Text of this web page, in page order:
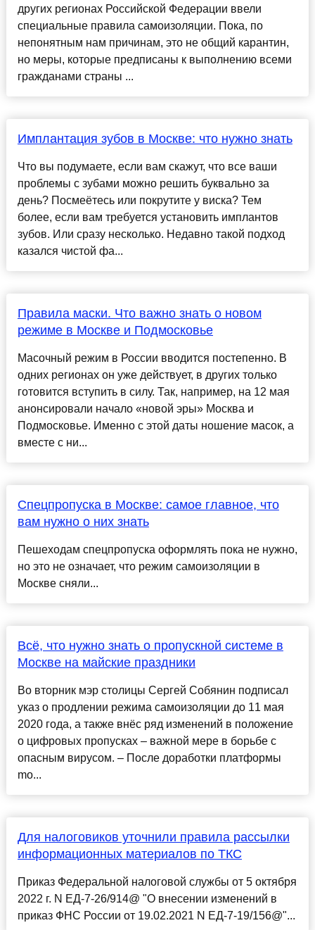
других регионах Российской Федерации ввели
специальные правила самоизоляции. Пока, по
непонятным нам причинам, это не общий карантин,
но меры, которые предписаны к выполнению всеми
гражданами страны ...
Имплантация зубов в Москве: что нужно знать
Что вы подумаете, если вам скажут, что все ваши
проблемы с зубами можно решить буквально за
день? Посмеётесь или покрутите у виска? Тем
более, если вам требуется установить имплантов
зубов. Или сразу несколько. Недавно такой подход
казался чистой фа...
Правила маски. Что важно знать о новом
режиме в Москве и Подмосковье
Масочный режим в России вводится постепенно. В
одних регионах он уже действует, в других только
готовится вступить в силу. Так, например, на 12 мая
анонсировали начало «новой эры» Москва и
Подмосковье. Именно с этой даты ношение масок, а
вместе с ни...
Спецпропуска в Москве: самое главное, что
вам нужно о них знать
Пешеходам спецпропуска оформлять пока не нужно,
но это не означает, что режим самоизоляции в
Москве сняли...
Всё, что нужно знать о пропускной системе в
Москве на майские праздники
Во вторник мэр столицы Сергей Собянин подписал
указ о продлении режима самоизоляции до 11 мая
2020 года, а также внёс ряд изменений в положение
о цифровых пропусках – важной мере в борьбе с
опасным вирусом. – После доработки платформы
mo...
Для налоговиков уточнили правила рассылки
информационных материалов по ТКС
Приказ Федеральной налоговой службы от 5 октября
2022 г. N ЕД-7-26/914@ "О внесении изменений в
приказ ФНС России от 19.02.2021 N ЕД-7-19/156@"...